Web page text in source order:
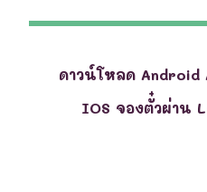
ดาวน์โหลด Android
IOS จองตั๋วผ่าน